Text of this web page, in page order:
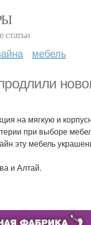
статьи
мебель
на мягкую и
при выборе
эту мебель
и Алтай.